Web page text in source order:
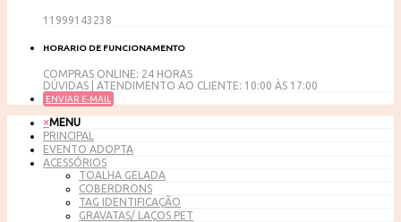
11999143238
HORARIO DE FUNCIONAMENTO
COMPRAS ONLINE: 24 HORAS
DÚVIDAS | ATENDIMENTO AO CLIENTE: 10:00 ÀS 17:00
ENVIAR E-MAIL
×MENU
PRINCIPAL
EVENTO ADOPTA
ACESSÓRIOS
TOALHA GELADA
COBERDRONS
TAG IDENTIFICAÇÃO
GRAVATAS/ LAÇOS PET